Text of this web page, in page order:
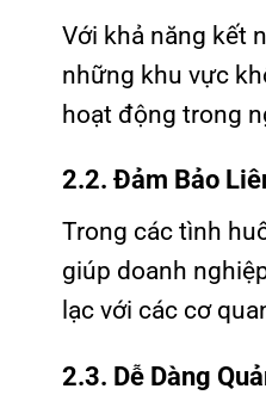
Với khả năng kết
những khu vực
hoạt động trong
2.2. Đảm Bảo
Trong các tình
giúp doanh
lạc với các cơ
2.3. Dễ Dàng